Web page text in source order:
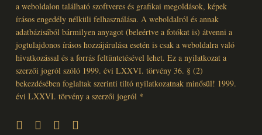
a weboldalon található szoftveres és grafikai megoldások, képek
írásos engedély nélküli felhasználása. A weboldalról és annak
adatbázisából bármilyen anyagot (beleértve a fotókat is) átvenni a
jogtulajdonos írásos hozzájárulása esetén is csak a weboldalra való
hivatkozással és a forrás feltüntetésével lehet. Ez a nyilatkozat a
szerzői jogról szóló 1999. évi LXXVI. törvény 36. § (2)
bekezdésében foglaltak szerinti tiltó nyilatkozatnak minősül! 1999.
évi LXXVI. törvény a szerzői jogról *
facebooklinkedinyoutubeinstagram